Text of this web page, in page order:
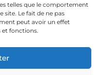
telles que le comportement
site. Le fait de ne pas
peut avoir un effet
et fonctions.